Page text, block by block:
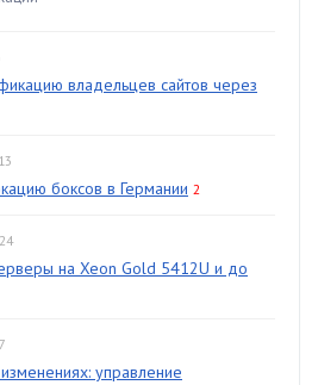
владельцев сайтов через
боксов в Германии 2
на Xeon Gold 5412U и до
управление